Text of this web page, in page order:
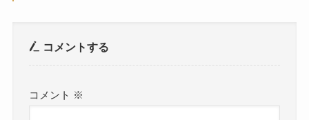
コメントする
コメント ※